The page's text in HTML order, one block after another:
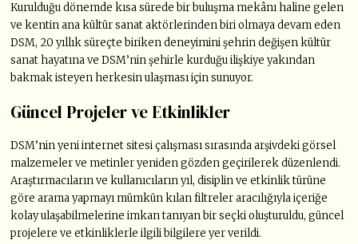
Kurulduğu dönemde kısa sürede bir buluşma mekânı haline gelen
ve kentin ana kültür sanat aktörlerinden biri olmaya devam eden
DSM, 20 yıllık süreçte biriken deneyimini şehrin değişen kültür
sanat hayatına ve DSM’nin şehirle kurduğu ilişkiye yakından
bakmak isteyen herkesin ulaşması için sunuyor.
Güncel Projeler ve Etkinlikler
DSM’nin yeni internet sitesi çalışması sırasında arşivdeki görsel
malzemeler ve metinler yeniden gözden geçirilerek düzenlendi.
Araştırmacıların ve kullanıcıların yıl, disiplin ve etkinlik türüne
göre arama yapmayı mümkün kılan filtreler aracılığıyla içeriğe
kolay ulaşabilmelerine imkan tanıyan bir seçki oluşturuldu, güncel
projelere ve etkinliklerle ilgili bilgilere yer verildi.